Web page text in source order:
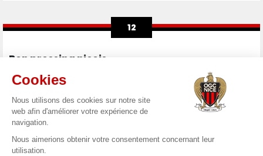
12
Bon pressing niçois
Le pressing azuréen est très efficace en cette entame de
match. Les Aiglons harcèlent très haut et empêchent leur
adversaire de ressortir les ballons.